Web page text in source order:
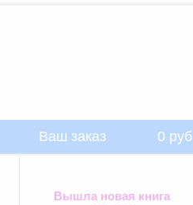
Ваш заказ 0 руб
Вышла новая книга